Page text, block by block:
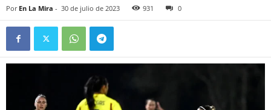
Por En La Mira - 30 de julio de 2023 931 0